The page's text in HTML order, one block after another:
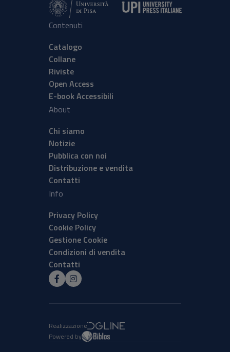
Contenuti
Catalogo
Collane
Riviste
Open Access
E-book Accessibili
About
Chi siamo
Notizie
Pubblica con noi
Distribuzione e vendita
Contatti
Info
Privacy Policy
Cookie Policy
Gestione Cookie
Condizioni di vendita
Contatti
Realizzazione
Powered by